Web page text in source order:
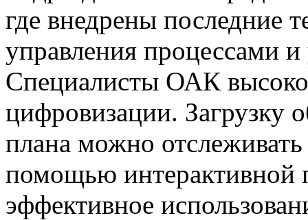
где внедрены последние
управления процессами
Специалисты ОАК
цифровизации. Загрузку
плана можно
помощью интерактивной
эффективное